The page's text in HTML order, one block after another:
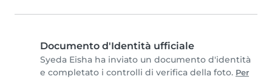
Documento d'Identità ufficiale
Syeda Eisha ha inviato un documento d'identità
e completato i controlli di verifica della foto. Per